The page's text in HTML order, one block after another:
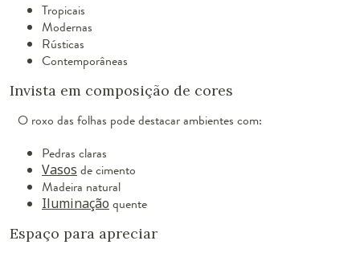
Tropicais
Modernas
Rústicas
Contemporâneas
Invista em composição de cores
O roxo das folhas pode destacar ambientes com:
Pedras claras
Vasos de cimento
Madeira natural
Iluminação quente
Espaço para apreciar